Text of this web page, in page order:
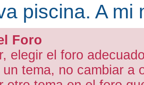
piscina. A mi
Foro
elegir el foro
un tema, no cambiar a